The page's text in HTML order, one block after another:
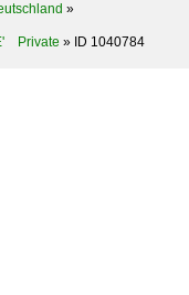
»
Private » ID 1040784